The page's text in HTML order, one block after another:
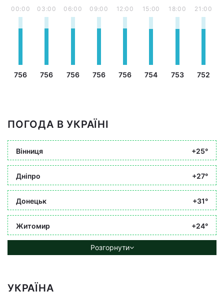
00:00
756
03:00
756
06:00
756
09:00
756
12:00
756
15:00
754
18:00
753
21:00
752
ПОГОДА В УКРАЇНІ
Вінниця +25°
Дніпро +27°
Донецьк +31°
Житомир +24°
Розгорнути
УКРАЇНА